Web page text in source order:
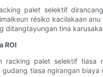
palet selektif
résiko kacilakaan
ditangtayungan tina
ROI
racking palet selektif tiasa
gudang tiasa ngirangan